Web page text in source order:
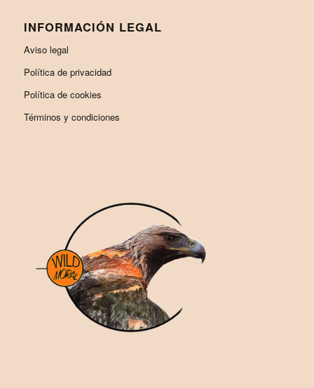
INFORMACIÓN LEGAL
Aviso legal
Política de privacidad
Política de cookies
Términos y condiciones